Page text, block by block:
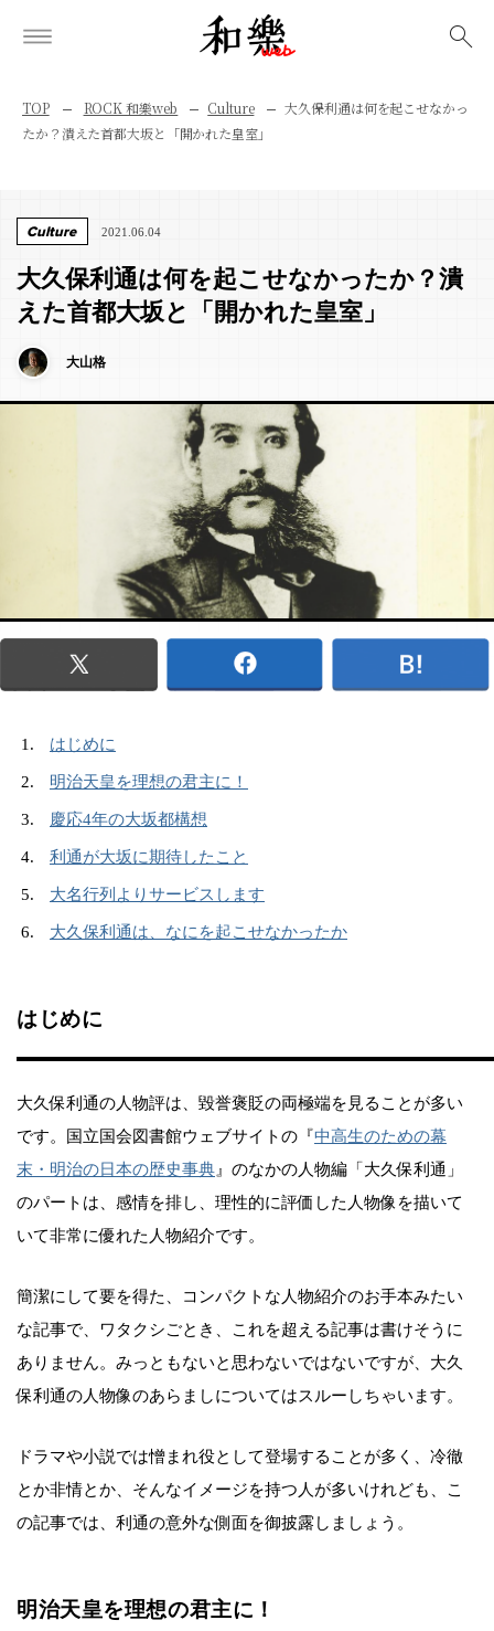
TOP ROCK 和樂web Culture
大久保利通は何を起こせなかっ
たか？潰えた首都大坂と「開かれた皇室」
Culture 2021.06.04
大久保利通は何を起こせなかったか？潰
えた首都大坂と「開かれた皇室」
大山格
はじめに
明治天皇を理想の君主に！
慶応4年の大坂都構想
利通が大坂に期待したこと
大名行列よりサービスします
大久保利通は、なにを起こせなかったか
はじめに
大久保利通の人物評は、毀誉褒貶の両極端を見ることが多い
です。国立国会図書館ウェブサイトの『中高生のための幕
末・明治の日本の歴史事典 』のなかの人物編「大久保利通」
のパートは、感情を排し、理性的に評価した人物像を描いて
いて非常に優れた人物紹介です。
簡潔にして要を得た、コンパクトな人物紹介のお手本みたい
な記事で、ワタクシごとき、これを超える記事は書けそうに
ありません。みっともないと思わないではないですが、大久
保利通の人物像のあらましについてはスルーしちゃいます。
ドラマや小説では憎まれ役として登場することが多く、冷徹
とか非情とか、そんなイメージを持つ人が多いけれども、こ
の記事では、利通の意外な側面を御披露しましょう。
明治天皇を理想の君主に！